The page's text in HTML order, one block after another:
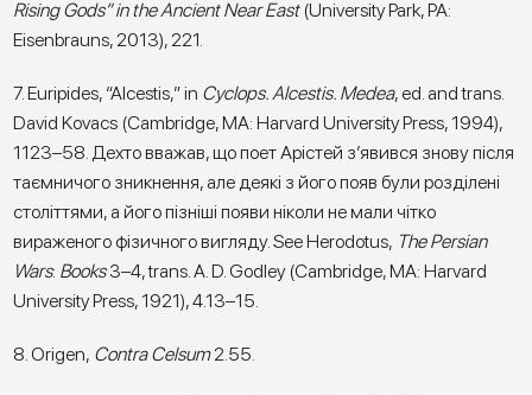
Rising Gods” in the Ancient Near East(University Park, PA:
Eisenbrauns, 2013), 221.
7. Euripides, “Alcestis,” in Cyclops. Alcestis. Medea, ed. and trans.
David Kovacs (Cambridge, MA: Harvard University Press, 1994),
1123–58. Дехто вважав, що поет Арістей з’явився знову після
таємничого зникнення, але деякі з його появ були розділені
століттями, а його пізніші появи ніколи не мали чітко
вираженого фізичного вигляду. See Herodotus, The Persian
Wars: Books3–4, trans. A. D. Godley (Cambridge, MA: Harvard
University Press, 1921), 4.13–15.
8. Origen, Contra Celsum2.55.